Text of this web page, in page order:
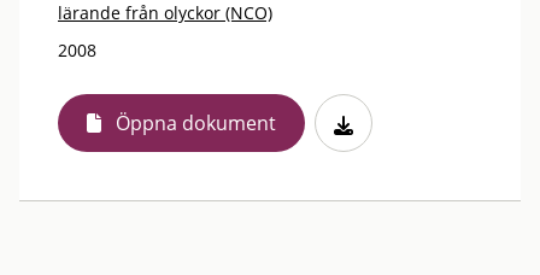
lärande från olyckor (NCO)
2008
Öppna dokument